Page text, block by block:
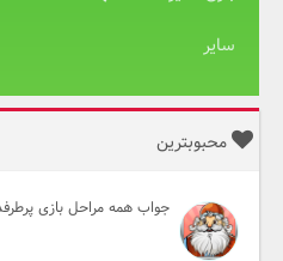
سایر
محبوبترین
جواب همه مراحل بازی